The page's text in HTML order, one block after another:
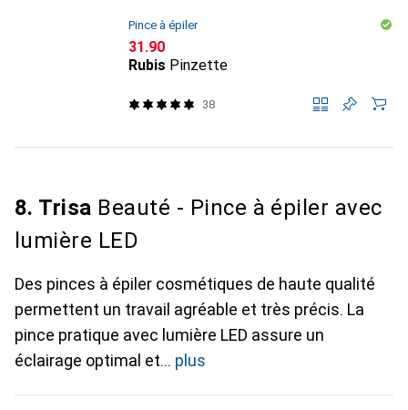
Pince à épiler
CHF
31.90
Rubis Pinzette
38
8. Trisa Beauté - Pince à épiler avec
lumière LED
Des pinces à épiler cosmétiques de haute qualité
permettent un travail agréable et très précis. La
pince pratique avec lumière LED assure un
éclairage optimal et
plus